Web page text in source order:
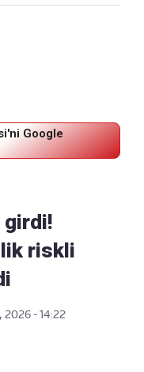
Google
girdi!
riskli
2026 - 14:22